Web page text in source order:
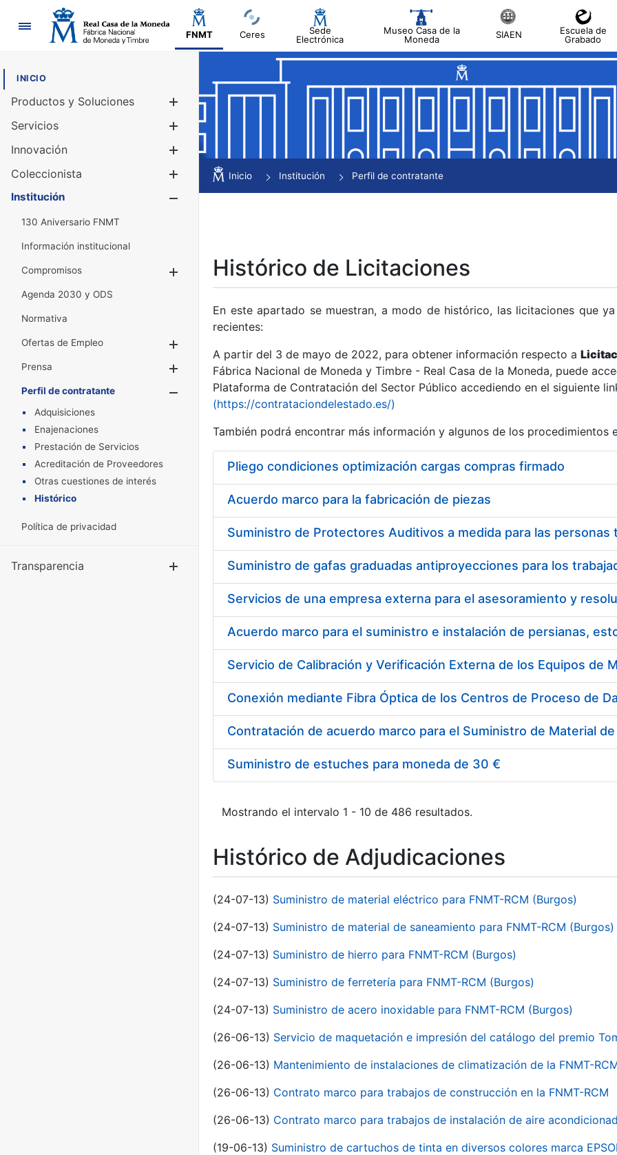
Navegación
FNMT Ceres
Sede
Electrónica
Museo Casa de la
Moneda
SIAEN
Escuela de
Grabado
INICIO
Productos y Soluciones
Mostrar/Ocultar
Servicios
Innovación
Coleccionista
Mostrar/Ocultar
Institución
130 Aniversario FNMT
Información institucional
Compromisos
Mostrar/Ocultar
Agenda 2030 y ODS
Normativa
Ofertas de Empleo
Prensa
Mostrar/Ocultar
Perfil de contratante
Mostrar/Ocultar
Adquisiciones
Enajenaciones
Prestación de Servicios
Acreditación de Proveedores
Otras cuestiones de interés
Histórico
Política de privacidad
Transparencia Mostrar/Ocultar
Inicio Institución Perfil de contratante
Histórico de Licitaciones
En este apartado se muestran, a modo de histórico, las licitaciones que
recientes:
A partir del 3 de mayo de 2022, para obtener información respecto a
Fábrica Nacional de Moneda y Timbre - Real Casa de la Moneda, puede
Plataforma de Contratación del Sector Público accediendo en el siguiente
(https://contrataciondelestado.es/)
También podrá encontrar más información y algunos de los procedimientos
Pliego condiciones optimización cargas compras firmado
Acuerdo marco para la fabricación de piezas
Acuerdo marco para el suministro e instalación de persianas,
Suministro de estuches para moneda de 30 €
Mostrando el intervalo 1 - 10 de 486 resultados.
Histórico de Adjudicaciones
(24-07-13) Suministro de material eléctrico para FNMT-RCM (Burgos)
(24-07-13) Suministro de material de saneamiento para FNMT-RCM (Burgos)
(24-07-13) Suministro de hierro para FNMT-RCM (Burgos)
(24-07-13) Suministro de ferretería para FNMT-RCM (Burgos)
(24-07-13) Suministro de acero inoxidable para FNMT-RCM (Burgos)
(26-06-13) Servicio de maquetación e impresión del catálogo del premio
(26-06-13) Mantenimiento de instalaciones de climatización de la FNMT-
(26-06-13) Contrato marco para trabajos de construcción en la FNMT-RCM
(26-06-13) Contrato marco para trabajos de instalación de aire
(19-06-13) Suministro de cartuchos de tinta en diversos colores marca